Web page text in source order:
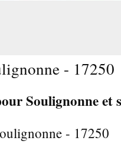
- 17250
Soulignonne et
- 17250